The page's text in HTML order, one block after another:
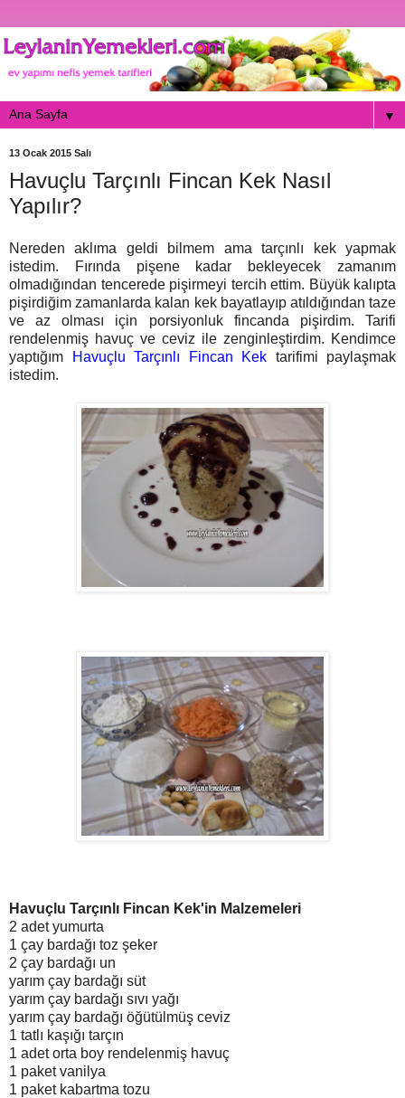
▼
13 Ocak 2015 Salı
Havuçlu Tarçınlı Fincan Kek Nasıl
Yapılır?
Nereden aklıma geldi bilmem ama tarçınlı kek yapmak
istedim. Fırında pişene kadar bekleyecek zamanım
olmadığından tencerede pişirmeyi tercih ettim. Büyük kalıpta
pişirdiğim zamanlarda kalan kek bayatlayıp atıldığından taze
ve az olması için porsiyonluk fincanda pişirdim. Tarifi
rendelenmiş havuç ve ceviz ile zenginleştirdim. Kendimce
yaptığım Havuçlu Tarçınlı Fincan Kek tarifimi paylaşmak
istedim.
Havuçlu Tarçınlı Fincan Kek'in Malzemeleri
2 adet yumurta
1 çay bardağı toz şeker
2 çay bardağı un
yarım çay bardağı süt
yarım çay bardağı sıvı yağı
yarım çay bardağı öğütülmüş ceviz
1 tatlı kaşığı tarçın
1 adet orta boy rendelenmiş havuç
1 paket vanilya
1 paket kabartma tozu